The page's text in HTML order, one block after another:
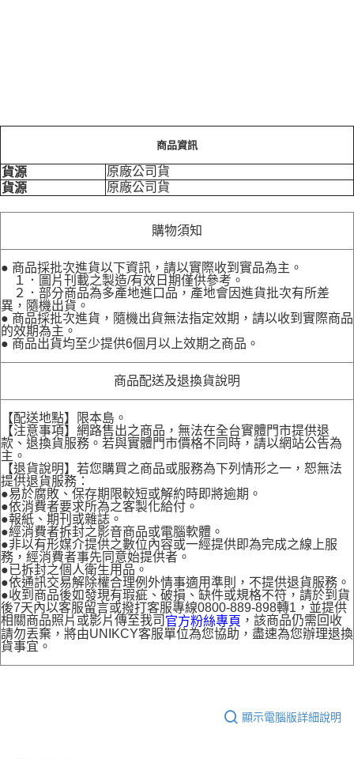
商品資訊
貨源
原廠公司貨
貨源
原廠公司貨
購物須知
● 商品採批次進貨以下資訊，請以實際收到實品為主。
１．圖片刊載之製造/有效日期僅供參考。
２．部分商品為多產地進口品，產地會因進貨批次有所差
異，隨機出貨。
● 商品採批次進貨，隨機出貨無法指定效期，請以收到實際商品
的效期為主。
● 商品出貨均至少提供6個月以上效期之商品。
商品配送及退換貨說明
【配送地點】限本島。
【注意事項】網路售出之商品，無法在全台實體門市提供退
款、退換貨服務。若與實體門市價格不同時，請以網站公告為
主。
【退貨說明】若您購買之商品或服務為下列情形之一，恕無法
提供退貨服務：
●易於腐敗、保存期限較短或解約時即將逾期。
●依消費者要求所為之客製化給付。
●報紙、期刊或雜誌。
●經消費者拆封之影音商品或電腦軟體。
●非以有形媒介提供之數位內容或一經提供即為完成之線上服
務，經消費者事先同意始提供者。
●已拆封之個人衛生用品。
●依通訊交易解除權合理例外情事適用準則，不提供退貨服務。
●收到商品後如發現有瑕疵、破損、缺件或規格不符，請於到貨
後7天內以客服留言或撥打客服專線0800-889-898轉1，並提供
相關商品照片或影片傳至我司 官方粉絲專頁 ，該商品仍需回收
請勿丟棄，將由UNIKCY客服單位為您協助，盡速為您辦理退換
貨事宜。
顯示電腦版詳細說明